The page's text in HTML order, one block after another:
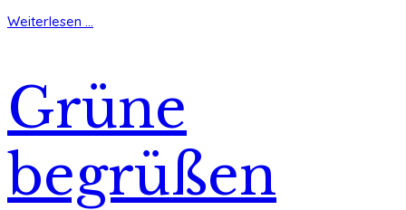
Weiterlesen ...
Grüne
begrüßen